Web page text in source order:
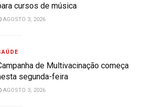
cursos de música
AGOSTO 3, 2026
de Multivacinação começa
segunda-feira
AGOSTO 3, 2026